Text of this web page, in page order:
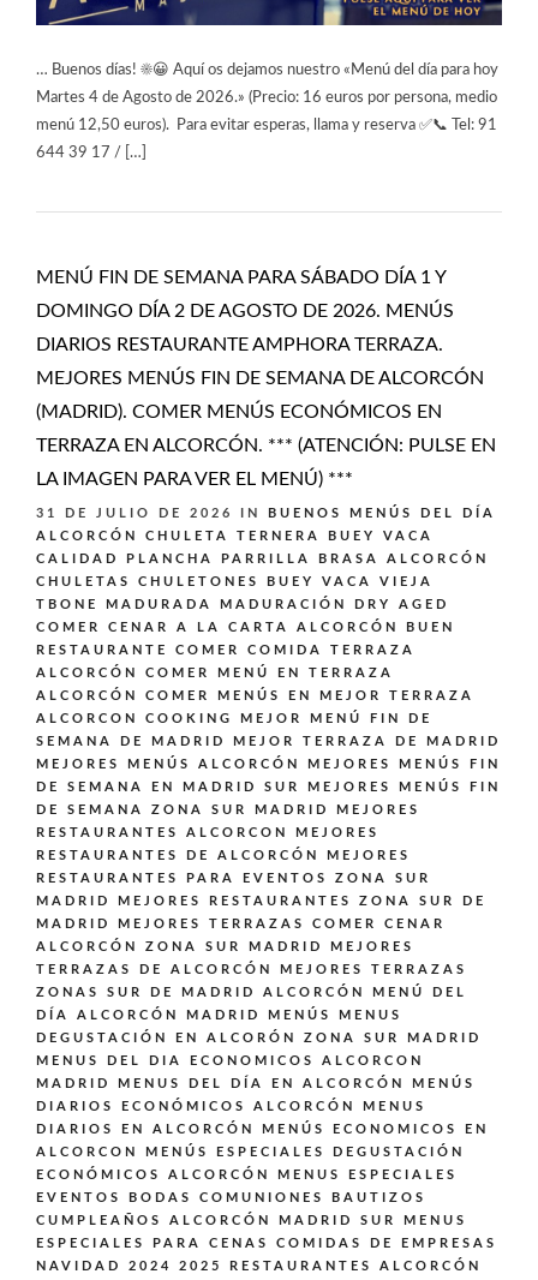
… Buenos días! ☀️😀 Aquí os dejamos nuestro «Menú del día para hoy
Martes 4 de Agosto de 2026.» (Precio: 16 euros por persona, medio
menú 12,50 euros). Para evitar esperas, llama y reserva ✅📞 Tel: 91
644 39 17 / […]
MENÚ FIN DE SEMANA PARA SÁBADO DÍA 1 Y
DOMINGO DÍA 2 DE AGOSTO DE 2026. MENÚS
DIARIOS RESTAURANTE AMPHORA TERRAZA.
MEJORES MENÚS FIN DE SEMANA DE ALCORCÓN
(MADRID). COMER MENÚS ECONÓMICOS EN
TERRAZA EN ALCORCÓN. *** (ATENCIÓN: PULSE EN
LA IMAGEN PARA VER EL MENÚ) ***
31 DE JULIO DE 2026 IN
BUENOS MENÚS DEL DÍA
ALCORCÓN
CHULETA TERNERA BUEY VACA
CALIDAD PLANCHA PARRILLA BRASA ALCORCÓN
CHULETAS CHULETONES BUEY VACA VIEJA
TBONE MADURADA MADURACIÓN DRY AGED
COMER CENAR A LA CARTA ALCORCÓN BUEN
RESTAURANTE
COMER COMIDA TERRAZA
ALCORCÓN
COMER MENÚ EN TERRAZA
ALCORCÓN
COMER MENÚS EN MEJOR TERRAZA
ALCORCON
COOKING
MEJOR MENÚ FIN DE
SEMANA DE MADRID
MEJOR TERRAZA DE MADRID
MEJORES MENÚS ALCORCÓN
MEJORES MENÚS FIN
DE SEMANA EN MADRID SUR
MEJORES MENÚS FIN
DE SEMANA ZONA SUR MADRID
MEJORES
RESTAURANTES ALCORCON
MEJORES
RESTAURANTES DE ALCORCÓN
MEJORES
RESTAURANTES PARA EVENTOS ZONA SUR
MADRID
MEJORES RESTAURANTES ZONA SUR DE
MADRID
MEJORES TERRAZAS COMER CENAR
ALCORCÓN ZONA SUR MADRID
MEJORES
TERRAZAS DE ALCORCÓN
MEJORES TERRAZAS
ZONAS SUR DE MADRID ALCORCÓN
MENÚ DEL
DÍA ALCORCÓN MADRID
MENÚS
MENUS
DEGUSTACIÓN EN ALCORÓN ZONA SUR MADRID
MENUS DEL DIA ECONOMICOS ALCORCON
MADRID
MENUS DEL DÍA EN ALCORCÓN
MENÚS
DIARIOS ECONÓMICOS ALCORCÓN
MENUS
DIARIOS EN ALCORCÓN
MENÚS ECONOMICOS EN
ALCORCON
MENÚS ESPECIALES DEGUSTACIÓN
ECONÓMICOS ALCORCÓN
MENUS ESPECIALES
EVENTOS BODAS COMUNIONES BAUTIZOS
CUMPLEAÑOS ALCORCÓN MADRID SUR
MENUS
ESPECIALES PARA CENAS COMIDAS DE EMPRESAS
NAVIDAD 2024 2025 RESTAURANTES ALCORCÓN